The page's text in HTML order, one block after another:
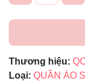
Thương hiệu:
Loại: QUẦN ÁO